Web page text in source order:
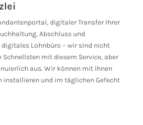
digitaler Transfer Ihrer
Abschluss und
digitales Lohnbüro – wir sind nicht
Schnellsten mit diesem Service, aber
aus. Wir können mit Ihnen
installieren und im täglichen Gefecht